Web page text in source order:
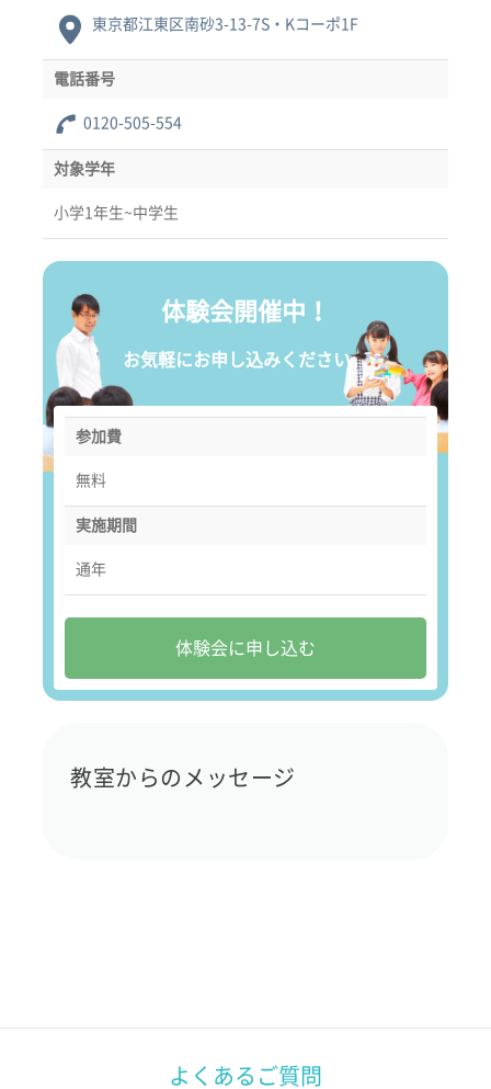
東京都江東区南砂3-13-7S・Kコーポ1F
電話番号
0120-505-554
対象学年
小学1年生~中学生
体験会開催中！
お気軽にお申し込みください。
参加費
無料
実施期間
通年
体験会に申し込む
教室からのメッセージ
よくあるご質問